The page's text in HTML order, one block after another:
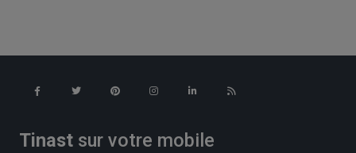
Tinast sur votre mobile